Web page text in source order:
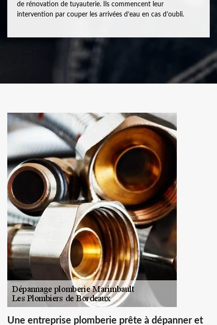
de rénovation de tuyauterie. Ils commencent leur
intervention par couper les arrivées d’eau en cas d’oubli.
Une entreprise plomberie prête à dépanner et